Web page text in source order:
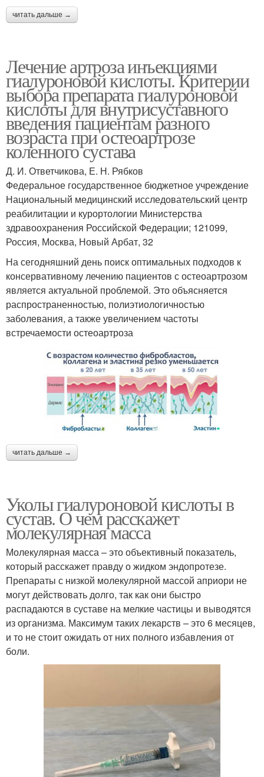
читать дальше →
Лечение артроза инъекциями
гиалуроновой кислоты. Критерии
выбора препарата гиалуроновой
кислоты для внутрисуставного
введения пациентам разного
возраста при остеоартрозе
коленного сустава
Д. И. Ответчикова, Е. Н. Рябков
Федеральное государственное бюджетное учреждение
Национальный медицинский исследовательский центр
реабилитации и курортологии Министерства
здравоохранения Российской Федерации; 121099,
Россия, Москва, Новый Арбат, 32
На сегодняшний день поиск оптимальных подходов к
консервативному лечению пациентов с остеоартрозом
является актуальной проблемой. Это объясняется
распространенностью, полиэтиологичностью
заболевания, а также увеличением частоты
встречаемости остеоартроза
читать дальше →
Уколы гиалуроновой кислоты в
сустав. О чем расскажет
молекулярная масса
Молекулярная масса – это объективный показатель,
который расскажет правду о жидком эндопротезе.
Препараты с низкой молекулярной массой априори не
могут действовать долго, так как они быстро
распадаются в суставе на мелкие частицы и выводятся
из организма. Максимум таких лекарств – это 6 месяцев,
и то не стоит ожидать от них полного избавления от
боли.